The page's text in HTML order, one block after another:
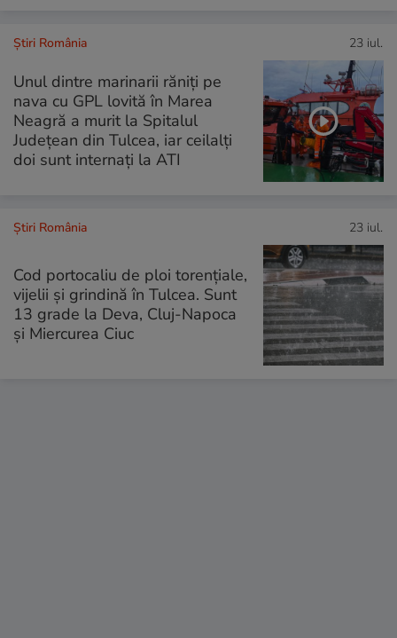
Știri România 23 iul.
Unul dintre marinarii răniți pe
nava cu GPL lovită în Marea
Neagră a murit la Spitalul
Județean din Tulcea, iar ceilalți
doi sunt internați la ATI
Știri România 23 iul.
Cod portocaliu de ploi torențiale,
vijelii și grindină în Tulcea. Sunt
13 grade la Deva, Cluj-Napoca
și Miercurea Ciuc